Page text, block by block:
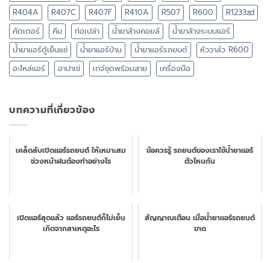
R404A
R407C R407F R410A R507 R600
R1233zd
คัตเตอร์
คีม ท่อเปล่า น้ำยาล้างคอยล์
น้ำยาล้างระบบแอร์
น้ำยาแอร์ตู้เย็นแช่
น้ำยาแอร์บ้าน น้ำยาแอร์รถยนต์
หัววาล์ว R600
อะไหล่แอร์
อาปาเช่ เกจ์ชุดพร้อมสาย เครื่องมือ
บทความที่เกี่ยวข้อง
เคล็ดลับเปิดแอร์รถยนต์ ให้เหมาะสม
ช่วงหน้าฝนต้องทำอย่างไร
ข้อควรรู้ รถยนต์ของเราใช้น้ำยาแอร์
ตัวไหนกัน
เปิดแอร์สุดแล้ว แอร์รถยนต์ก็ไม่เย็น
เกิดจากสาเหตุอะไร
สัญญาณเตือน เมื่อน้ำยาแอร์รถยนต์
ขาด